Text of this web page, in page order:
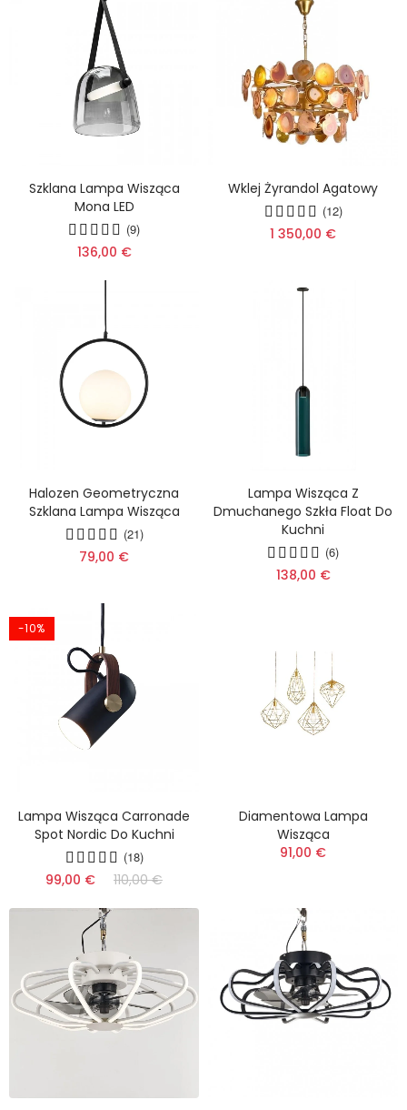
Szklana Lampa Wisząca
Mona LED
(9)
136,00 €
Wklej Żyrandol Agatowy
(12)
1 350,00 €
Halozen Geometryczna
Szklana Lampa Wisząca
(21)
79,00 €
Lampa Wisząca Z
Dmuchanego Szkła Float Do
Kuchni
(6)
138,00 €
-10%
Lampa Wisząca Carronade
Spot Nordic Do Kuchni
(18)
99,00 € 110,00 €
Diamentowa Lampa
Wisząca
91,00 €